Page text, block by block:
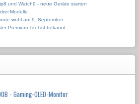
und Watch9 - neue Geräte starten
Modelle
wohl am 9. September
Premium-Titel ist bekannt
- Gaming-OLED-Monitor